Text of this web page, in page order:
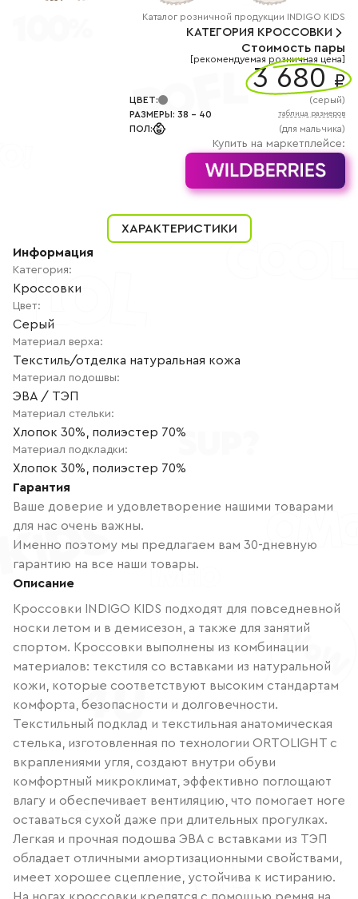
+7
АВТОРИЗАЦИЯ
РЕГИСТРАЦИЯ
Каталог розничной продукции INDIGO KIDS
КАТЕГОРИЯ КРОССОВКИ
Стоимость пары
[рекомендуемая розничная цена]
3 680 ₽
ЦВЕТ: (серый)
РАЗМЕРЫ: 38 - 40 таблица размеров
ПОЛ: (для мальчика)
Купить на маркетплейсе:
ХАРАКТЕРИСТИКИ
Информация
Категория:
Кроссовки
Цвет:
Серый
Материал верха:
Текстиль/отделка натуральная кожа
Материал подошвы:
ЭВА / ТЭП
Материал стельки:
Хлопок 30%, полиэстер 70%
Материал подкладки:
Хлопок 30%, полиэстер 70%
Гарантия
Ваше доверие и удовлетворение нашими товарами
для нас очень важны.
Именно поэтому мы предлагаем вам 30-дневную
гарантию на все наши товары.
Описание
Кроссовки INDIGO KIDS подходят для повседневной
носки летом и в демисезон, а также для занятий
спортом. Кроссовки выполнены из комбинации
материалов: текстиля со вставками из натуральной
кожи, которые соответствуют высоким стандартам
комфорта, безопасности и долговечности.
Текстильный подклад и текстильная анатомическая
стелька, изготовленная по технологии ORTOLIGHT с
вкраплениями угля, создают внутри обуви
комфортный микроклимат, эффективно поглощают
влагу и обеспечивает вентиляцию, что помогает ноге
оставаться сухой даже при длительных прогулках.
Легкая и прочная подошва ЭВА с вставками из ТЭП
обладает отличными амортизационными свойствами,
имеет хорошее сцепление, устойчива к истиранию.
На ногах кроссовки крепятся с помощью ремня на